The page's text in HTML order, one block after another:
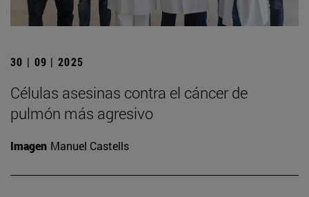
30 | 09 | 2025
Células asesinas contra el cáncer de
pulmón más agresivo
Imagen Manuel Castells